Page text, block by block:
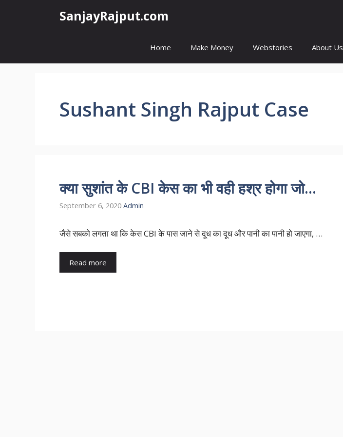
SanjayRajput.com
Home Make Money Webstories About Us
Sushant Singh Rajput Case
क्या सुशांत के CBI केस का भी वही हश्र होगा जो…
September 6, 2020 Admin
जैसे सबको लगता था कि केस CBI के पास जाने से दूध का दूध और पानी का पानी हो जाएगा, …
Read more